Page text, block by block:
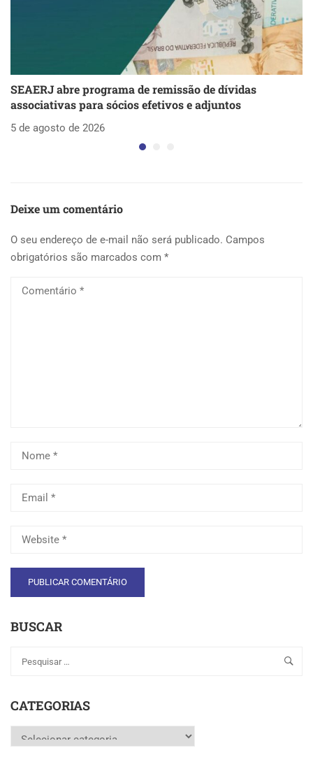
SEAERJ abre programa de remissão de dívidas
associativas para sócios efetivos e adjuntos
5 de agosto de 2026
Deixe um comentário
O seu endereço de e-mail não será publicado. Campos
obrigatórios são marcados com *
BUSCAR
CATEGORIAS
Categorias